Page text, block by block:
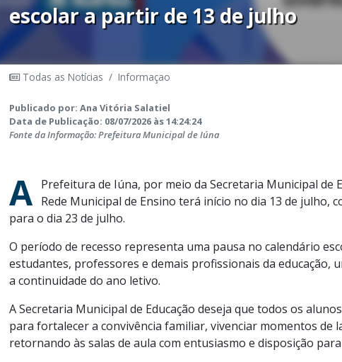
escolar a partir de 13 de julho
Todas as Notícias / Informaçao
Publicado por: Ana Vitória Salatiel
Data de Publicação: 08/07/2026 às 14:24:24
Fonte da Informação: Prefeitura Municipal de Iúna
A
Prefeitura de Iúna, por meio da Secretaria Municipal de
Rede Municipal de Ensino terá início no dia 13 de julho,
para o dia 23 de julho.
O período de recesso representa uma pausa no calendário
estudantes, professores e demais profissionais da educação,
a continuidade do ano letivo.
A Secretaria Municipal de Educação deseja que todos os
para fortalecer a convivência familiar, vivenciar momentos de
retornando às salas de aula com entusiasmo e disposição